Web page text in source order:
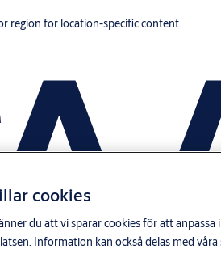
region for location-specific content.
cookies
du att vi sparar cookies för att
Information kan också delas med